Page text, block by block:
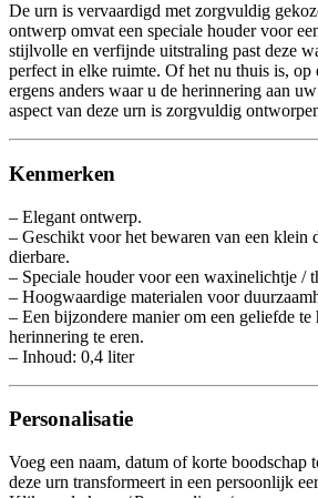
De urn is vervaardigd met zorgvuldig
ontwerp omvat een speciale houder voor
stijlvolle en verfijnde uitstraling past deze
perfect in elke ruimte. Of het nu thuis is, op
ergens anders waar u de herinnering aan
aspect van deze urn is zorgvuldig
Kenmerken
– Elegant ontwerp.
– Geschikt voor het bewaren van een klein
dierbare.
– Speciale houder voor een waxinelichtje /
– Hoogwaardige materialen voor
– Een bijzondere manier om een geliefde te
herinnering te eren.
– Inhoud: 0,4 liter
Personalisatie
Voeg een naam, datum of korte boodschap
deze urn transformeert in een persoonlijk